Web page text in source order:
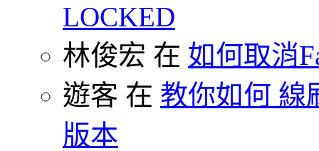
LOCKED
林俊宏 在 如何取消
遊客 在 教你如何 線
版本